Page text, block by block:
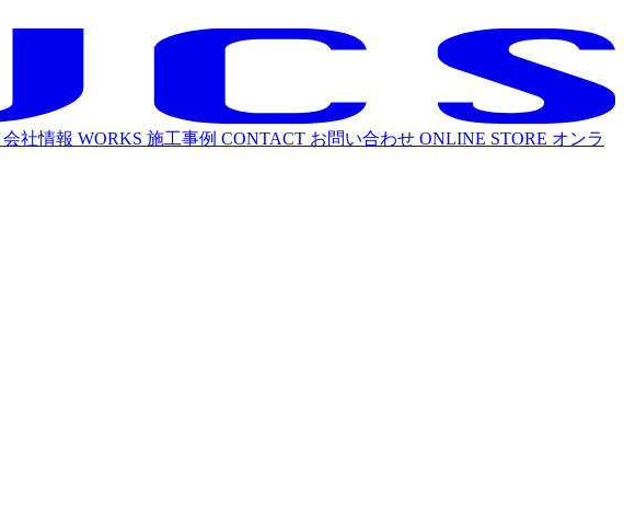
会社情報 WORKS 施工事例 CONTACT お問い合わせ ONLINE STORE オンラ